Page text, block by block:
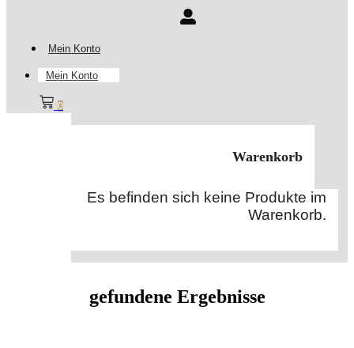
Mein Konto
Mein Konto
0
Warenkorb
Es befinden sich keine Produkte im
Warenkorb.
gefundene Ergebnisse